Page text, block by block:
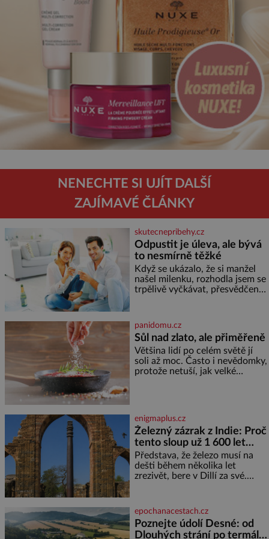
NENECHTE SI UJÍT DALŠÍ
ZAJÍMAVÉ ČLÁNKY
skutecnepribehy.cz
Odpustit je úleva, ale bývá
to nesmírně těžké
Když se ukázalo, že si manžel
našel milenku, rozhodla jsem se
trpělivě vyčkávat, přesvědčena,
nejtěžších věcí na světě. Ale
každý, kdo s tím má nějaké
zkušenosti, se zapřísahá, že
pokud odpustíte, znatelně se
vám uleví. Když se ke mně
doneslo, že si manžel pořídil
panidomu.cz
Sůl nad zlato, ale přiměřeně
Většina lidí po celém světě jí
soli až moc. Často i nevědomky,
protože netuší, jak velké
ani ne třetinovém množství, než
je pro většinu populace běžné.
Její základní složky– sodík a
chlór – jsou zásadní pro
správné hospodaření
enigmaplus.cz
Železný zázrak z Indie: Proč
tento sloup už 1 600 let
nezná rez?
Představa, že železo musí na
dešti během několika let
zrezivět, bere v Dillí za své.
železný sloup, který už přibližně
1 600 let odolává počasí
epochanacestach.cz
Poznejte údolí Desné: od
Dlouhých strání po termální